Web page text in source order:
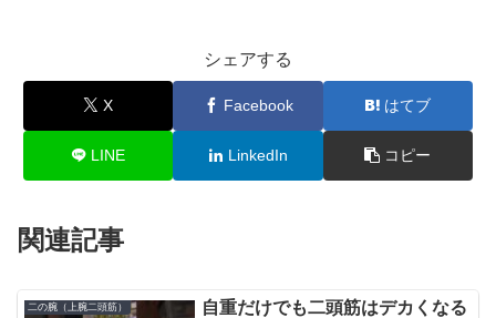
シェアする
X Facebook はてブ
LINE LinkedIn コピー
関連記事
二の腕（上腕二頭筋）
自重だけでも二頭筋はデカくなる